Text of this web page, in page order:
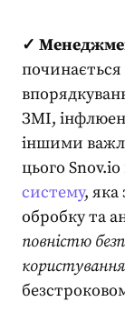
✓
починається
ЗМІ,
іншими
цього
систему, яка
обробку та
повністю
користування